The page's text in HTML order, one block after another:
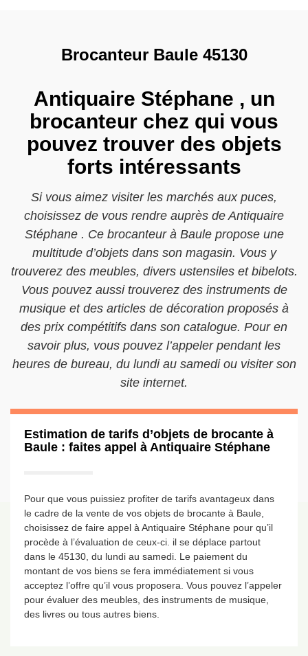
Brocanteur Baule 45130
Antiquaire Stéphane , un
brocanteur chez qui vous
pouvez trouver des objets
forts intéressants
Si vous aimez visiter les marchés aux puces,
choisissez de vous rendre auprès de Antiquaire
Stéphane . Ce brocanteur à Baule propose une
multitude d’objets dans son magasin. Vous y
trouverez des meubles, divers ustensiles et bibelots.
Vous pouvez aussi trouverez des instruments de
musique et des articles de décoration proposés à
des prix compétitifs dans son catalogue. Pour en
savoir plus, vous pouvez l’appeler pendant les
heures de bureau, du lundi au samedi ou visiter son
site internet.
Estimation de tarifs d’objets de brocante à
Baule : faites appel à Antiquaire Stéphane
Pour que vous puissiez profiter de tarifs avantageux dans
le cadre de la vente de vos objets de brocante à Baule,
choisissez de faire appel à Antiquaire Stéphane pour qu’il
procède à l’évaluation de ceux-ci. il se déplace partout
dans le 45130, du lundi au samedi. Le paiement du
montant de vos biens se fera immédiatement si vous
acceptez l’offre qu’il vous proposera. Vous pouvez l’appeler
pour évaluer des meubles, des instruments de musique,
des livres ou tous autres biens.